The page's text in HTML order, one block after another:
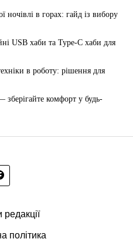
в горах: гайд із вибору
USB хаби та Type-C хаби для
в роботу: рішення для
зберігайте комфорт у будь-
редакції
політика